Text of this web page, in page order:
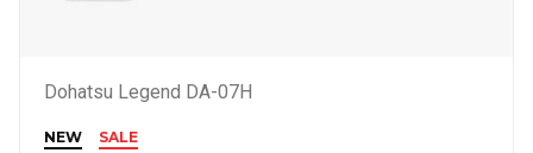
Dohatsu Legend DA-07H
NEW SALE